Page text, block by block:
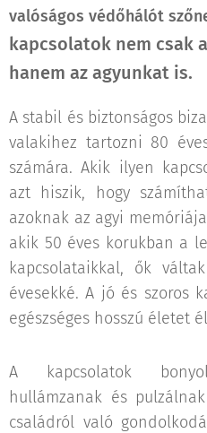
valóságos védőhálót
kapcsolatok nem csak
hanem az agyunkat is.
A stabil és biztonságos
valakihez tartozni 80
számára. Akik ilyen
azt hiszik, hogy
azoknak az agyi
akik 50 éves korukban a
kapcsolataikkal, ők
évesekké. A jó és szoros
egészséges hosszú életet
A kapcsolatok
hullámzanak és
családról való